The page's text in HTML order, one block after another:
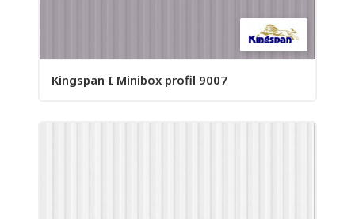
Kingspan I Minibox profil 9007